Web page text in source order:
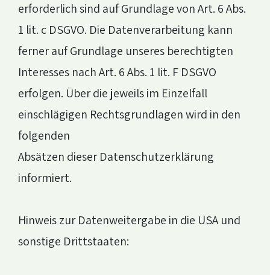
erforderlich sind auf Grundlage von Art. 6 Abs.
1 lit. c DSGVO. Die Datenverarbeitung kann
ferner auf Grundlage unseres berechtigten
Interesses nach Art. 6 Abs. 1 lit. F DSGVO
erfolgen. Über die jeweils im Einzelfall
einschlägigen Rechtsgrundlagen wird in den
folgenden
Absätzen dieser Datenschutzerklärung
informiert.
Hinweis zur Datenweitergabe in die USA und
sonstige Drittstaaten: